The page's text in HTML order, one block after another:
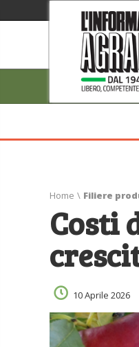
Home \ Filiere
Costi
10 Aprile 2026